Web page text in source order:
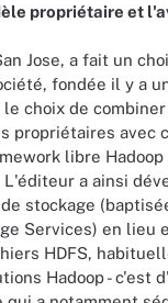
propriétaire et
Jose, a fait un
fondée il y a
choix de
propriétaires avec
libre
a ainsi
stockage
Services) en lieu
HDFS,
Hadoop - c'est